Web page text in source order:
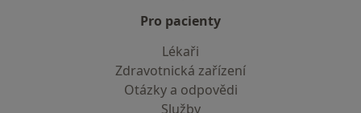
Pro pacienty
Lékaři
Zdravotnická zařízení
Otázky a odpovědi
Služby